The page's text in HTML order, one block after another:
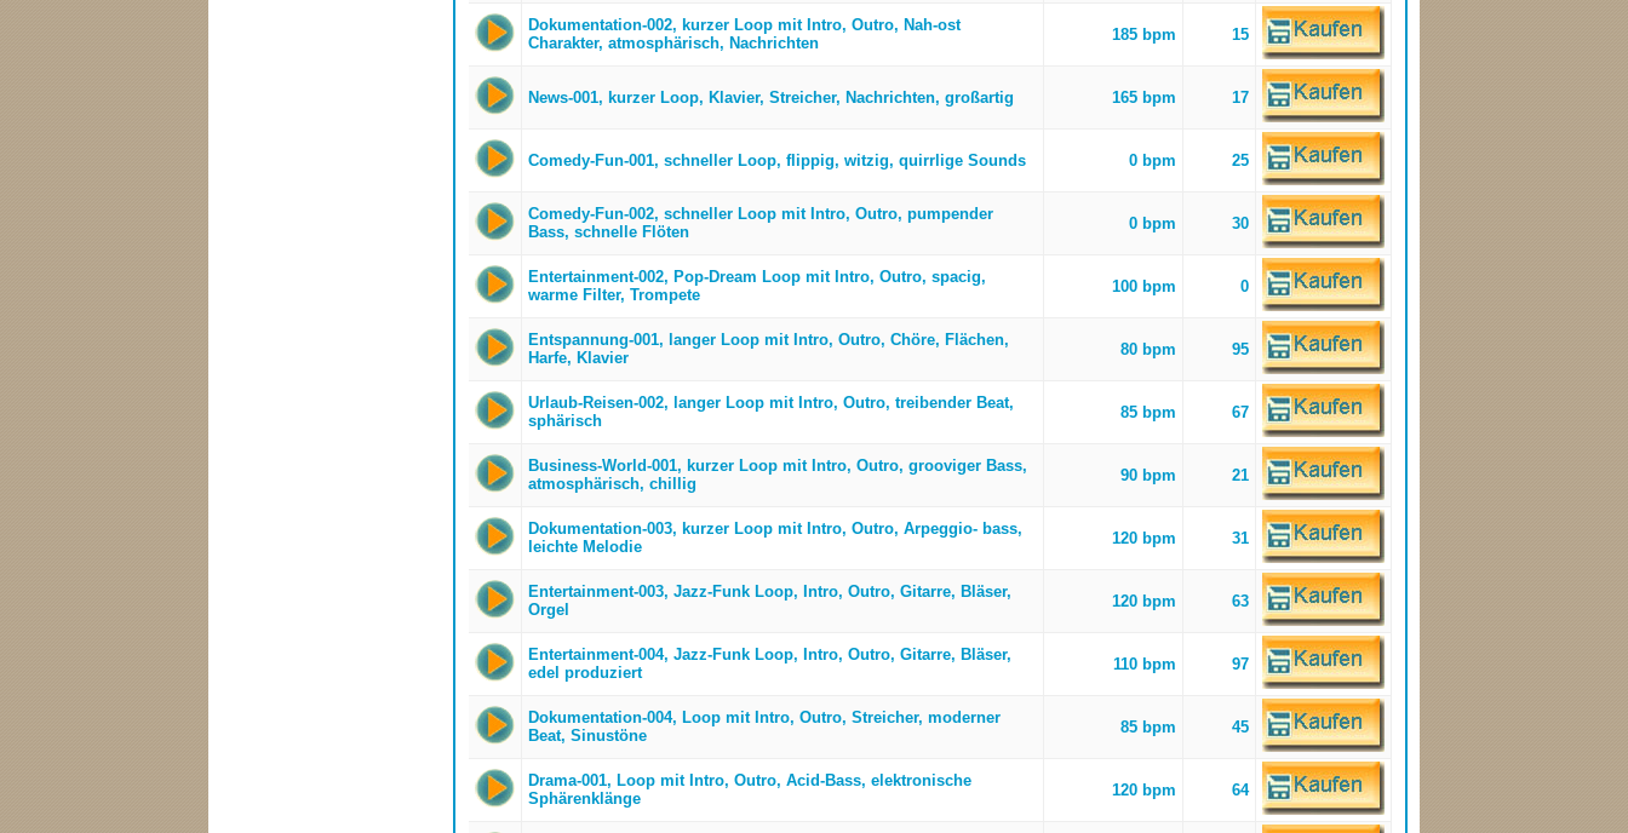
Dokumentation-002, kurzer Loop mit Intro, Outro, Nah-ost
Charakter, atmosphärisch, Nachrichten
185 bpm 15
News-001, kurzer Loop, Klavier, Streicher, Nachrichten, großartig 165 bpm 17
Comedy-Fun-001, schneller Loop, flippig, witzig, quirrlige Sounds 0 bpm 25
Comedy-Fun-002, schneller Loop mit Intro, Outro, pumpender
Bass, schnelle Flöten
0 bpm 30
Entertainment-002, Pop-Dream Loop mit Intro, Outro, spacig,
warme Filter, Trompete
100 bpm 0
Entspannung-001, langer Loop mit Intro, Outro, Chöre, Flächen,
Harfe, Klavier
80 bpm 95
Urlaub-Reisen-002, langer Loop mit Intro, Outro, treibender Beat,
sphärisch
85 bpm 67
Business-World-001, kurzer Loop mit Intro, Outro, grooviger Bass,
atmosphärisch, chillig
90 bpm 21
Dokumentation-003, kurzer Loop mit Intro, Outro, Arpeggio- bass,
leichte Melodie
120 bpm 31
Entertainment-003, Jazz-Funk Loop, Intro, Outro, Gitarre, Bläser,
Orgel
120 bpm 63
Entertainment-004, Jazz-Funk Loop, Intro, Outro, Gitarre, Bläser,
edel produziert
110 bpm 97
Dokumentation-004, Loop mit Intro, Outro, Streicher, moderner
Beat, Sinustöne
85 bpm 45
Drama-001, Loop mit Intro, Outro, Acid-Bass, elektronische
Sphärenklänge
120 bpm 64